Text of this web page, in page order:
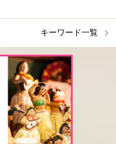
キーワード一覧